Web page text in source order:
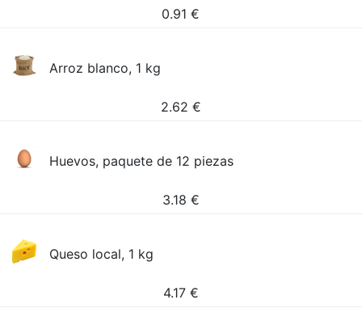
0.91 €
Arroz blanco, 1 kg
2.62 €
Huevos, paquete de 12 piezas
3.18 €
Queso local, 1 kg
4.17 €